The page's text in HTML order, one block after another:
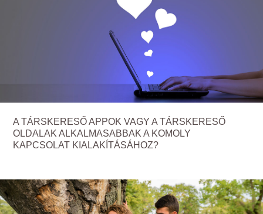
A TÁRSKERESŐ APPOK VAGY A TÁRSKERESŐ
OLDALAK ALKALMASABBAK A KOMOLY
KAPCSOLAT KIALAKÍTÁSÁHOZ?